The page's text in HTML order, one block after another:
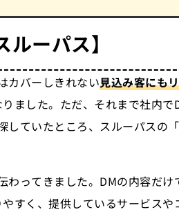
ルーパス】
カバーしきれない見込み客にも
ました。ただ、それまで社内
ていたところ、スルーパスの
ってきました。DMの内容だ
すく、提供しているサービス